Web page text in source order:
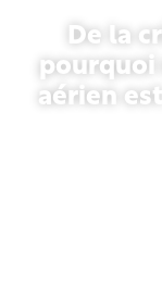
De la
aérien